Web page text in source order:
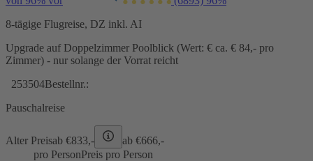
8-tägige Flugreise, DZ inkl. AI
Upgrade auf Doppelzimmer Poolblick (Wert: € ca. € 84,- pro
Zimmer) - nur solange der Vorrat reicht
253504Bestellnr.:
Pauschalreise
Alter Preisab €833,- ab €666,-
pro PersonPreis pro Person